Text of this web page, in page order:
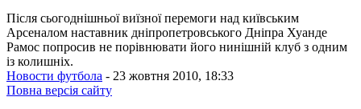
Після сьогоднішньої виїзної перемоги над київським
Арсеналом наставник дніпропетровського Дніпра Хуанде
Рамос попросив не порівнювати його нинішній клуб з одним
із колишніх.
Новости футбола - 23 жовтня 2010, 18:33
Повна версія сайту